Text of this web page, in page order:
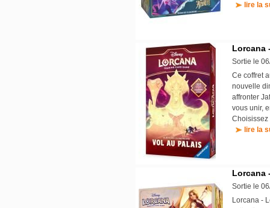
lire la
Lorcana
Sortie le
Ce coffret
nouvelle
affronter
vous unir,
Choisissez
lire la
Lorcana
Sortie le
Lorcana -